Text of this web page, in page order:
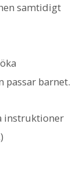
samtidigt
passar barnet.
instruktioner